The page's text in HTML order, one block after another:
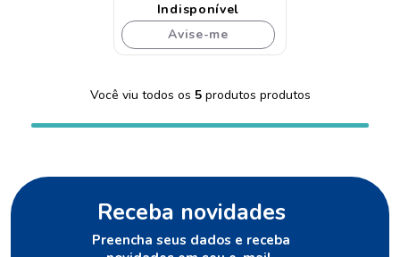
Indisponível
Avise-me
Você viu todos os 5produtos
Receba novidades
Preencha seus dados e receba